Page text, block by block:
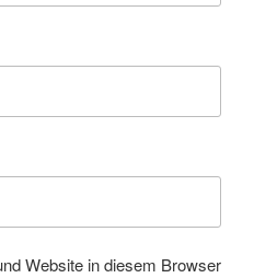
Website in diesem Browser